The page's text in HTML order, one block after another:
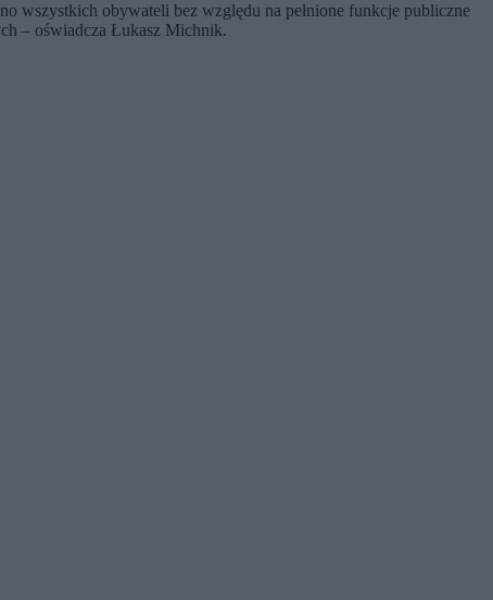
wszystkich obywateli bez względu na pełnione funkcje publiczne
– oświadcza Łukasz Michnik.